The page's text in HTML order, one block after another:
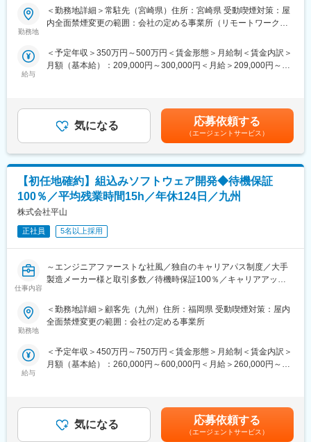
われています。e-ラーニング 、集合研修 が部門別、階層別に計
画的に実施されています
変更の範囲：会社の定める業務
■業務内容：
テスト、デバッグ、実機試験といった幅広いフェーズに携わって
いただきます。
■プロジェクト、案件事例：
・大手プラントの制御システム開発
・大手メーカーの業務システム開発
・車載用エレクトロニクス制御ソフト開発 など
※常時600件のプロジェクトがあるため、あなたの希望や興味を叶
えることができるはずです。
■会社、部門、仕事の魅力：
・テストのみ・運用保守のみはなく、上流工程に関わる機会があ
ります。
・社内規則や仕事の進め方など、基礎から学べる入社時研修から
スタートし、あなたが希望する分野へ進むために豊富なスキル研
・カウンセリングサービスやキャリアサポート、資格取得支援も
充実しているため、年齢と経験に応じて確かなキャリアを積み重
■身につくスキル：
長期的に就業いただきます。当社の平均派遣期間は約3年。中には
■希望が叶いやすい：
保有案件が豊富なため、リモートが良い・勤務地はココ・これを
勤務地
＜勤務地詳細＞常駐先（宮崎県）住所：宮崎県 受動喫煙対策：屋
内全面禁煙変更の範囲：会社の定める事業所（リモートワーク含
給与
＜予定年収＞350万円～500万円＜賃金形態＞月給制＜賃金内訳＞
月額（基本給）：209,000円～300,000円＜月給＞209,000円～
じて上下する可能性があります。月給(月額)は固定手当を含めた表
記です。気になる 応募依頼する
（エージェントサービス）
【初任地確約】組込みソフトウェア開発◆待機保証
100％／平均残業時間15h／年休124日／九州
株式会社平山
正社員 5名以上採用
仕事内容
～エンジニアファーストな社風／独自のキャリアパス制度／大手
製造メーカー様と取引多数／待機時保証100％／キャリアアップ
＼同社のオススメポイント！／
均残業時間15時間程度／社宅制度充実
★研修・教育体制充実★
大手自動車・航空機・人工衛星・半導体・産業機械など、広範な
分野での機械設計に携わるエンジニアの派遣事業を展開しており
勤務地
＜勤務地詳細＞顧客先（九州）住所：福岡県 受動喫煙対策：屋内
全面禁煙変更の範囲：会社の定める事業所
給与
＜予定年収＞450万円～750万円＜賃金形態＞月給制＜賃金内訳＞
月額（基本給）：260,000円～600,000円＜月給＞260,000円～
気になる 応募依頼する
（エージェントサービス）